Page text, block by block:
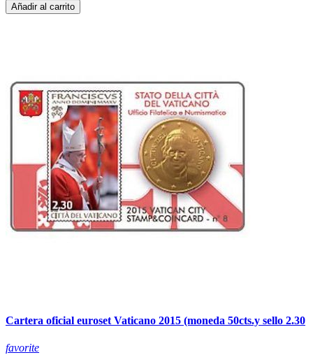
Añadir al carrito
Cartera oficial euroset Vaticano 2015 (moneda 50cts.y sello 2.30
favorite